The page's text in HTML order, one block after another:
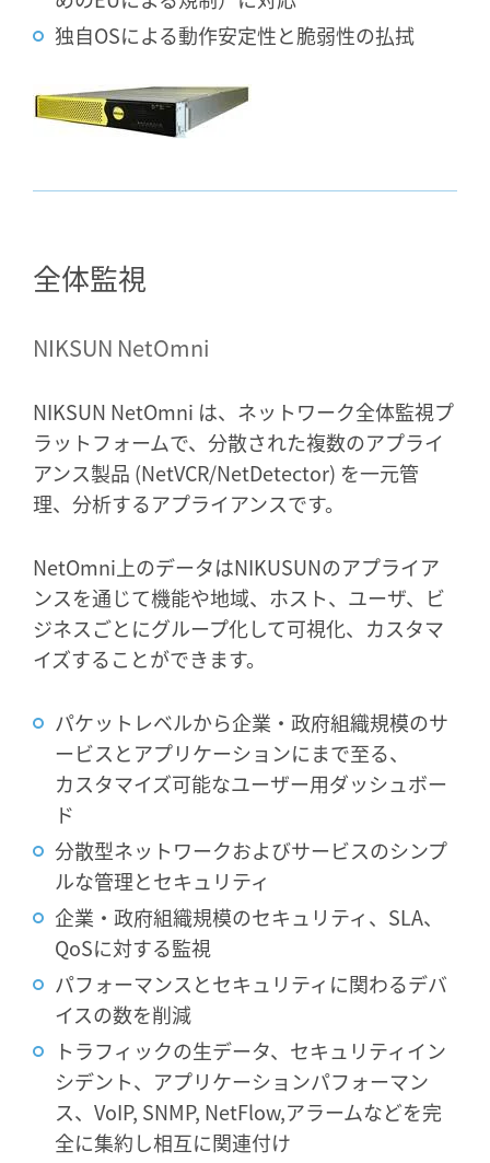
独自OSによる動作安定性と脆弱性の払拭
全体監視
NIKSUN NetOmni
NIKSUN NetOmni は、ネットワーク全体監視プ
ラットフォームで、分散された複数のアプライ
アンス製品 (NetVCR/NetDetector) を一元管
理、分析するアプライアンスです。
NetOmni上のデータはNIKUSUNのアプライア
ンスを通じて機能や地域、ホスト、ユーザ、ビ
ジネスごとにグループ化して可視化、カスタマ
イズすることができます。
パケットレベルから企業・政府組織規模のサ
ービスとアプリケーションにまで至る、
カスタマイズ可能なユーザー用ダッシュボー
ド
分散型ネットワークおよびサービスのシンプ
ルな管理とセキュリティ
企業・政府組織規模のセキュリティ、SLA、
QoSに対する監視
パフォーマンスとセキュリティに関わるデバ
イスの数を削減
トラフィックの生データ、セキュリティイン
シデント、アプリケーションパフォーマン
ス、VoIP, SNMP, NetFlow,アラームなどを完
全に集約し相互に関連付け